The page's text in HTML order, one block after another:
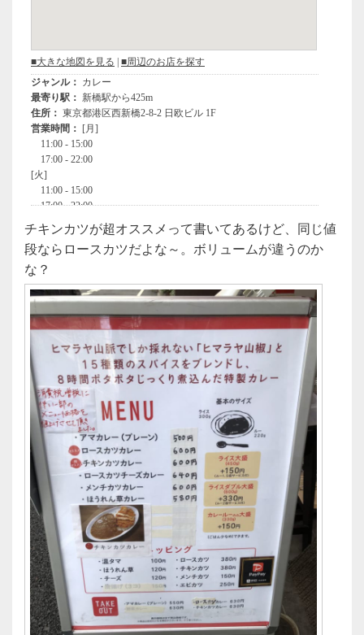
チキンカツが超オススメって書いてあるけど、同じ値
段ならロースカツだよな～。ボリュームが違うのか
な？